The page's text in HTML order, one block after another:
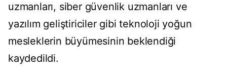
uzmanları, siber güvenlik uzmanları ve
yazılım geliştiriciler gibi teknoloji yoğun
mesleklerin büyümesinin beklendiği
kaydedildi.